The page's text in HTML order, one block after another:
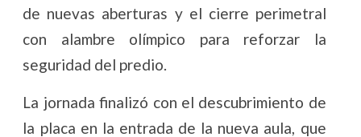
de nuevas aberturas y el cierre perimetral
con alambre olímpico para reforzar la
seguridad del predio.
La jornada finalizó con el descubrimiento de
la placa en la entrada de la nueva aula, que